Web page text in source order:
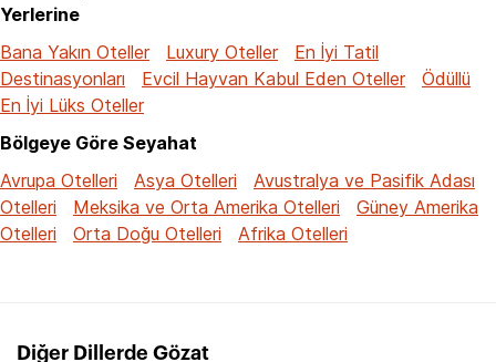
Yerlerine
Bana Yakın Oteller
Luxury Oteller
En İyi Tatil
Destinasyonları
Evcil Hayvan Kabul Eden Oteller
Ödüllü
En İyi Lüks Oteller
Bölgeye Göre Seyahat
Avrupa Otelleri
Asya Otelleri
Avustralya ve Pasifik Adası
Otelleri
Meksika ve Orta Amerika Otelleri
Güney Amerika
Otelleri
Orta Doğu Otelleri Afrika Otelleri
Diğer Dillerde Gözat